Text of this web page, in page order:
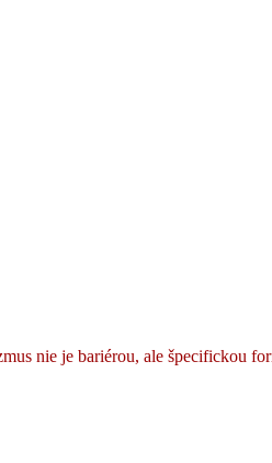
nie je bariérou, ale špecifickou